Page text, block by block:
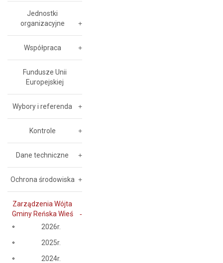
Jednostki
organizacyjne
Współpraca
Fundusze Unii
Europejskiej
Wybory i referenda
Kontrole
Dane techniczne
Ochrona środowiska
Zarządzenia Wójta
Gminy Reńska Wieś
2026r.
2025r.
2024r.